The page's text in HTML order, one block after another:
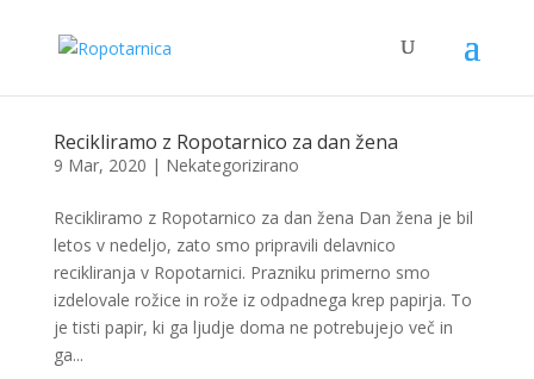
Recikliramo z Ropotarnico za dan žena
9 Mar, 2020 | Nekategorizirano
Recikliramo z Ropotarnico za dan žena Dan žena je bil
letos v nedeljo, zato smo pripravili delavnico
recikliranja v Ropotarnici. Prazniku primerno smo
izdelovale rožice in rože iz odpadnega krep papirja. To
je tisti papir, ki ga ljudje doma ne potrebujejo več in
ga...